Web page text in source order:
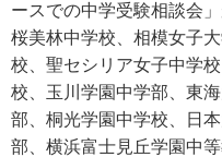
ースでの中学受験相談会
桜美林中学校、相模女子
校、聖セシリア女子中学
校、玉川学園中学部、東
部、桐光学園中学校、日
部、横浜富士見丘学園中